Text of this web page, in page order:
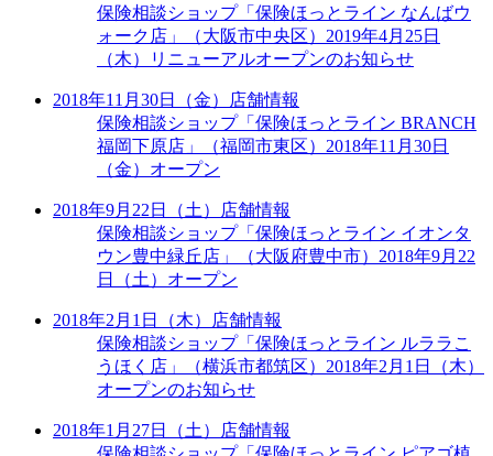
保険相談ショップ「保険ほっとライン なんばウ
ォーク店」（大阪市中央区）2019年4月25日
（木）リニューアルオープンのお知らせ
2018年11月30日（金）
店舗情報
保険相談ショップ「保険ほっとライン BRANCH
福岡下原店」（福岡市東区）2018年11月30日
（金）オープン
2018年9月22日（土）
店舗情報
保険相談ショップ「保険ほっとライン イオンタ
ウン豊中緑丘店」（大阪府豊中市）2018年9月22
日（土）オープン
2018年2月1日（木）
店舗情報
保険相談ショップ「保険ほっとライン ルララこ
うほく店」（横浜市都筑区）2018年2月1日（木）
オープンのお知らせ
2018年1月27日（土）
店舗情報